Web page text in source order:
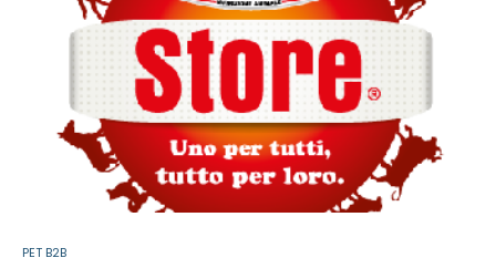
PET B2B